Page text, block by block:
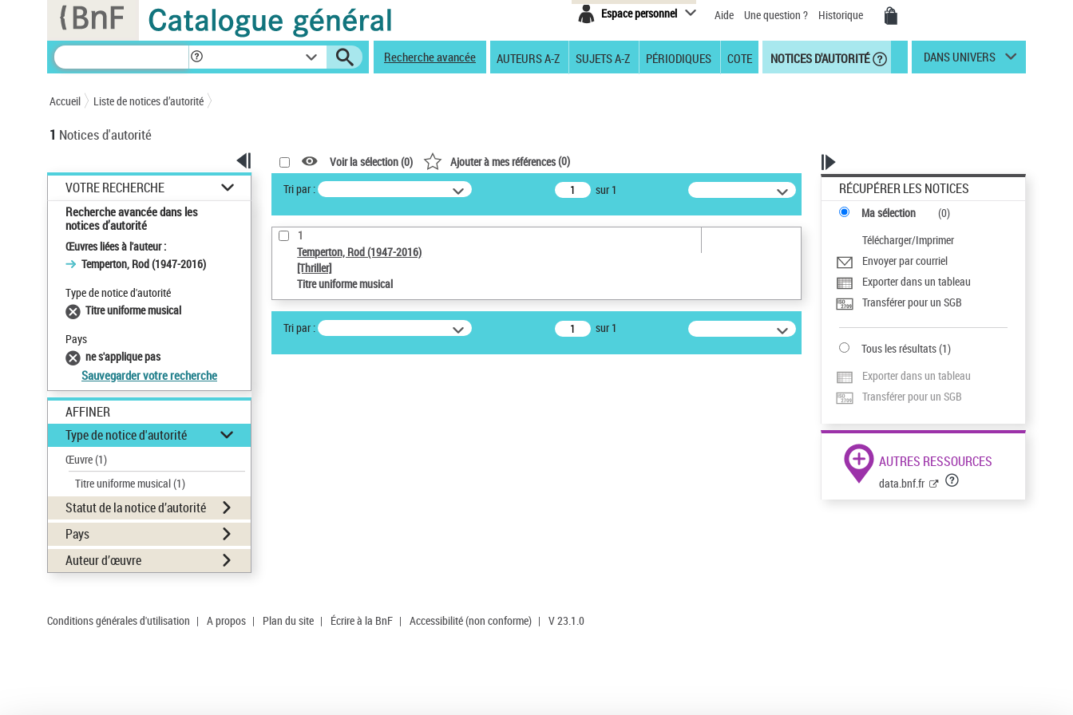
Espace personnel Aide Une question ? Historique
Recherche avancée AUTEURS A-Z SUJETS A-Z PÉRIODIQUES COTE NOTICES D'AUTORITÉ DANS UNIVERS
Accueil Liste de notices d’autorité
1 Notices d'autorité
VOTRE RECHERCHE
Recherche avancée dans les
notices d’autorité
Œuvres liées à l'auteur :
Temperton, Rod (1947-2016)
Type de notice d'autorité
Titre uniforme musical
Pays
ne s'applique pas
Sauvegarder votre recherche
AFFINER
Type de notice d'autorité
Œuvre(1)
Titre uniforme musical(1)
Statut de la notice d’autorité
Pays
Auteur d’œuvre
Voir la sélection (0) Ajouter à mes références(0)
Tri par :
sur 1
1
Temperton, Rod (1947-2016)
[Thriller]
Titre uniforme musical
Tri par : sur 1
RÉCUPÉRER LES NOTICES
Ma sélection (0)
Télécharger/Imprimer
Envoyer par courriel
Exporter dans un tableau
Transférer pour un SGB
Tous les résultats(1)
Exporter dans un tableau
Transférer pour un SGB
AUTRES RESSOURCES
data.bnf.fr
Conditions générales d'utilisation | A propos | Plan du site | Écrire à la BnF | Accessibilité (non conforme) | V 23.1.0
Panneau de gestion des cookies